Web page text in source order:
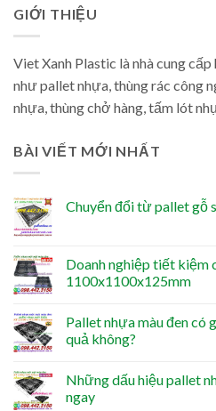
GIỚI THIỆU
Viet Xanh Plastic là nhà cung
như pallet nhựa, thùng rác công
nhựa, thùng chở hàng, tấm lót
BÀI VIẾT MỚI NHẤT
Chuyển đổi từ pallet gỗ
Doanh nghiệp tiết kiệm
1100x1100x125mm
Pallet nhựa màu đen có
quả không?
Những dấu hiệu pallet
ngay